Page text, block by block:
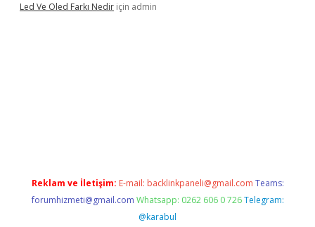
Led Ve Oled Farkı Nedir için admin
Reklam ve İletişim: E-mail: backlinkpaneli@gmail.com Teams:
forumhizmeti@gmail.com Whatsapp: 0262 606 0 726 Telegram:
@karabul